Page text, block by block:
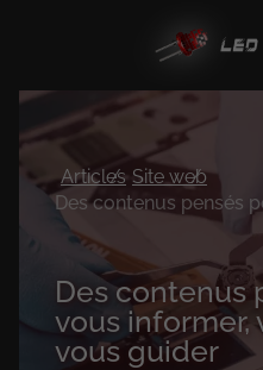
Articles Site web
Des contenus
vous informer,
vous guider